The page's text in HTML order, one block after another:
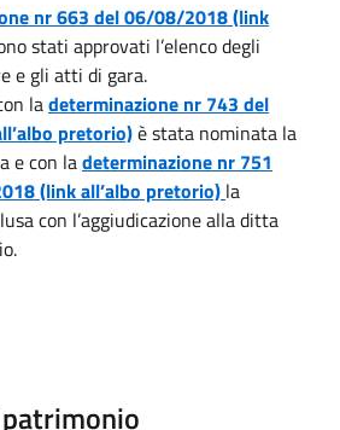
nr 663 del 06/08/2018 (link
stati approvati l’elenco degli
e gli atti di gara.
ladeterminazione nr 743 del
pretorio)è stata nominata la
e con ladeterminazione nr 751
(link all’albo pretorio) la
con l’aggiudicazione alla ditta